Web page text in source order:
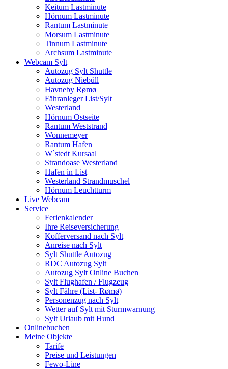
Keitum Lastminute
Hörnum Lastminute
Rantum Lastminute
Morsum Lastminute
Tinnum Lastminute
Archsum Lastminute
Webcam Sylt
Autozug Sylt Shuttle
Autozug Niebüll
Havneby Rømø
Fähranleger List/Sylt
Westerland
Hörnum Ostseite
Rantum Weststrand
Wonnemeyer
Rantum Hafen
W`stedt Kursaal
Strandoase Westerland
Hafen in List
Westerland Strandmuschel
Hörnum Leuchtturm
Live Webcam
Service
Ferienkalender
Ihre Reiseversicherung
Kofferversand nach Sylt
Anreise nach Sylt
Sylt Shuttle Autozug
RDC Autozug Sylt
Autozug Sylt Online Buchen
Sylt Flughafen / Flugzeug
Sylt Fähre (List- Rømø)
Personenzug nach Sylt
Wetter auf Sylt mit Sturmwarnung
Sylt Urlaub mit Hund
Onlinebuchen
Meine Objekte
Tarife
Preise und Leistungen
Fewo-Line